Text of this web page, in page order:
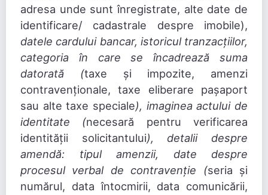
adresa unde sunt înregistrate, alte date de
identificare/ cadastrale despre imobile),
datele cardului bancar, istoricul tranzacțiilor,
categoria în care se încadrează suma
datorată (taxe și impozite, amenzi
contravenționale, taxe eliberare pașaport
sau alte taxe speciale), imaginea actului de
identitate (necesară pentru verificarea
identității solicitantului), detalii despre
amendă: tipul amenzii, date despre
procesul verbal de contravenție (seria și
numărul, data întocmirii, data comunicării,